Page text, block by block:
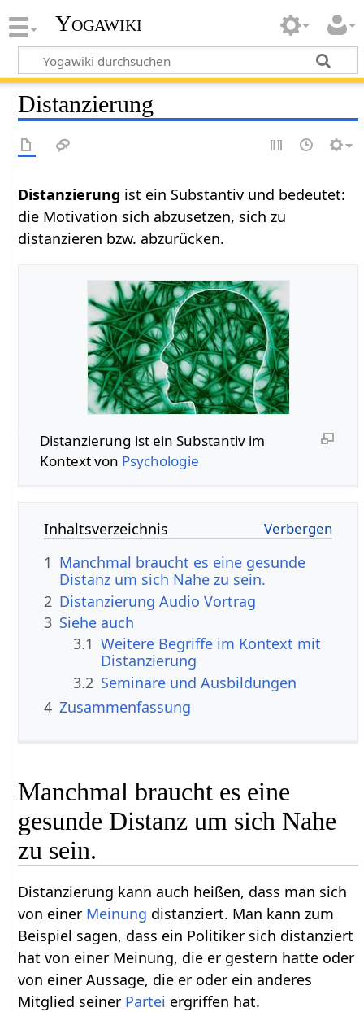
Yogawiki
Distanzierung
ist ein Substantiv und bedeutet:
die Motivation sich abzusetzen, sich zu
distanzieren bzw. abzurücken.
Distanzierung‏‎ ist ein Substantiv im
Kontext von Psychologie
Inhaltsverzeichnis
1 Manchmal braucht es eine gesunde
Distanz um sich Nahe zu sein.
2
Distanzierung‏‎ Audio Vortrag
3 Siehe auch
3.1 Weitere Begriffe im Kontext mit
3.2 Seminare und Ausbildungen
4 Zusammenfassung
Manchmal braucht es eine
gesunde Distanz um sich Nahe
zu sein.
Distanzierung kann auch heißen, dass man sich
von einer Meinung distanziert. Man kann zum
Beispiel sagen, dass ein Politiker sich distanziert
hat von einer Meinung, die er gestern hatte oder
von einer Aussage, die er oder ein anderes
Mitglied seiner Partei ergriffen hat.